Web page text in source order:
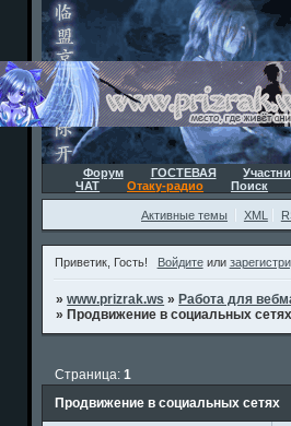
Форум ГОСТЕВАЯ
ЧАТ
Отаку-радио Поиск
Активные темы XML
Приветик, Гость! Войдитеили
»www.prizrak.ws » Работа для
» Продвижение в социальных
Продвижение в социальных сетях
Страница:1